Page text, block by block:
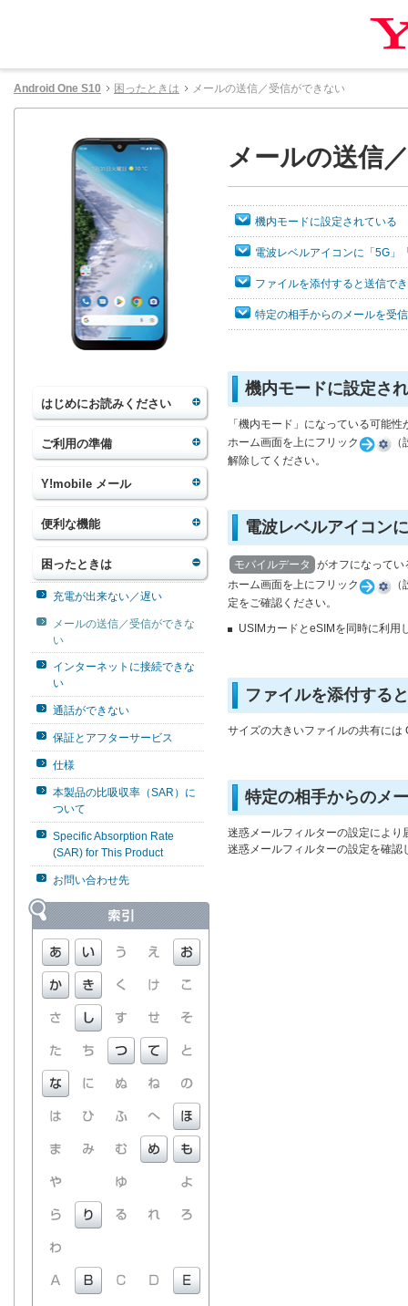
Android One S10 困ったときは メールの送信／受信ができない
はじめにお読みください
ご利用の準備
Y!mobile メール
便利な機能
困ったときは
充電が出来ない／遅い
メールの送信／受信ができな
い
インターネットに接続できな
い
通話ができない
保証とアフターサービス
仕様
本製品の比吸収率（SAR）に
ついて
Specific Absorption Rate
(SAR) for This Product
お問い合わせ先
メールの送信
機内モードに設定されている
電波レベルアイコンに「5G」
ファイルを添付すると送信で
特定の相手からのメールを受
機内モードに設定さ
「機内モード」になっている可能性
ホーム画面を上にフリック
解除してください。
電波レベルアイコン
モバイルデータ
がオフになって
ホーム画面を上にフリック
定をご確認ください。
USIMカードとeSIMを同時に利用
ファイルを添付する
サイズの大きいファイルの共有に
特定の相手からのメ
迷惑メールフィルターの設定により
迷惑メールフィルターの設定を確認